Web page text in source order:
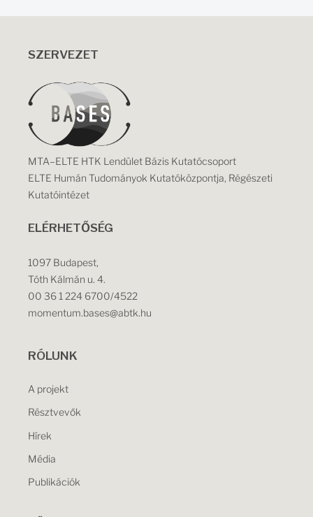
SZERVEZET
MTA–ELTE HTK Lendület Bázis Kutatócsoport
ELTE Humán Tudományok Kutatóközpontja, Régészeti
Kutatóintézet
ELÉRHETŐSÉG
1097 Budapest,
Tóth Kálmán u. 4.
00 36 1 224 6700/4522
momentum.bases@abtk.hu
RÓLUNK
A projekt
Résztvevők
Hírek
Média
Publikációk